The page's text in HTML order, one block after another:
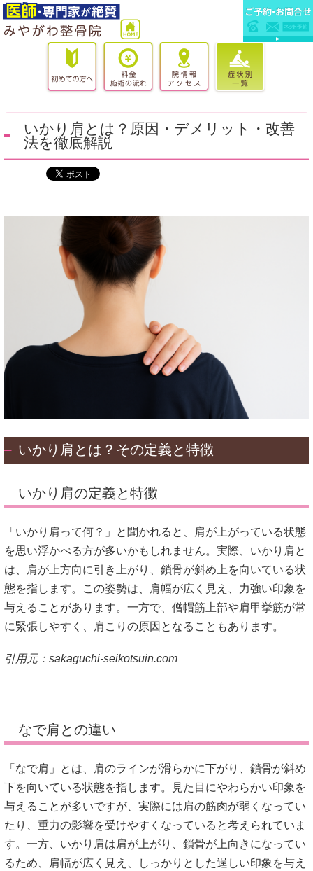
いかり肩とは？原因・デメリット・改善
法を徹底解説
いかり肩とは？その定義と特徴
いかり肩の定義と特徴
「いかり肩って何？」と聞かれると、肩が上がっている状態
を思い浮かべる方が多いかもしれません。 実際、いかり肩と
は、肩が上方向に引き上がり、鎖骨が斜め上を向いている状
態を指します。
この姿勢は、肩幅が広く見え、力強い印象を
与えることがあります。 一方で、僧帽筋上部や肩甲挙筋が常
に緊張しやすく、肩こりの原因となることもあります。
引用元： sakaguchi-seikotsuin.com
なで肩との違い
「なで肩」とは、肩のラインが滑らかに下がり、鎖骨が斜め
下を向いている状態を指します。
見た目にやわらかい印象を
与えることが多いですが、実際には肩の筋肉が弱くなってい
たり、重力の影響を受けやすくなっていると考えられていま
す。 一方、いかり肩は肩が上がり、鎖骨が上向きになってい
るため、肩幅が広く見え、しっかりとした逞しい印象を与え